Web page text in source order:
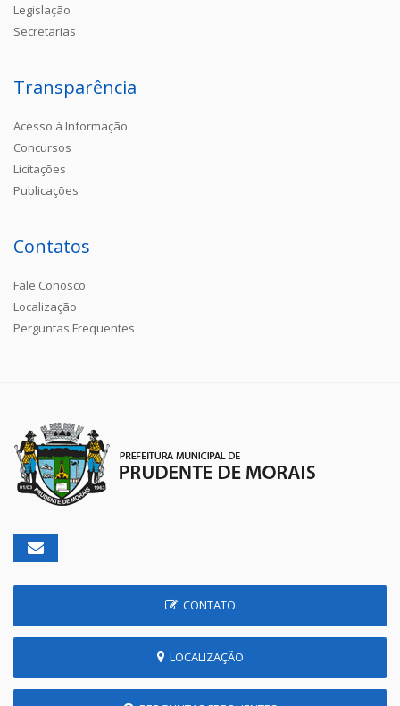
Legislação
Secretarias
Transparência
Acesso à Informação
Concursos
Licitações
Publicações
Contatos
Fale Conosco
Localização
Perguntas Frequentes
CONTATO
LOCALIZAÇÃO